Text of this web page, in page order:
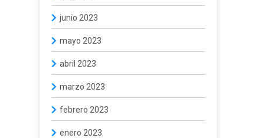
junio 2023
mayo 2023
abril 2023
marzo 2023
febrero 2023
enero 2023